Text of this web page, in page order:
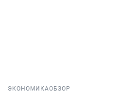
ЭКОНОМИКАОБЗОР